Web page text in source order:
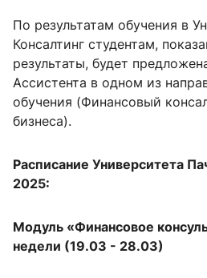
По результатам обучения в
Консалтинг студентам,
результаты, будет
Ассистента в одном из
обучения (Финансовый
бизнеса).
Расписание Университета
2025:
Модуль «Финансовое
недели (19.03 - 28.03)